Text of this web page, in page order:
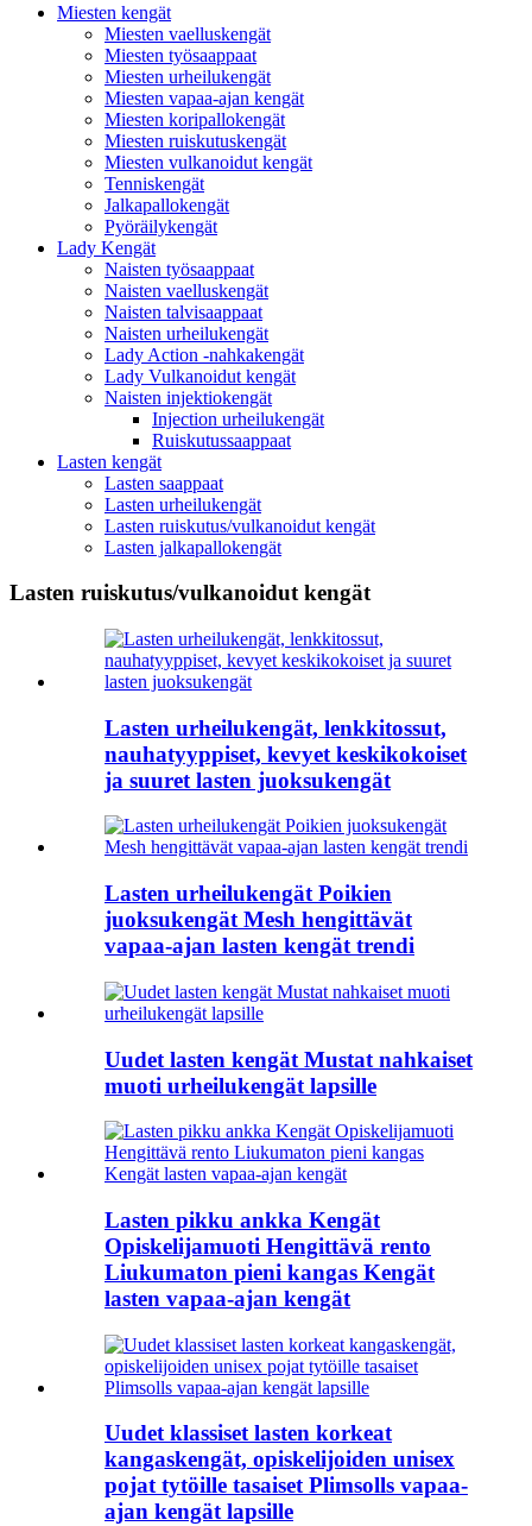
Miesten kengät
Miesten vaelluskengät
Miesten työsaappaat
Miesten urheilukengät
Miesten vapaa-ajan kengät
Miesten koripallokengät
Miesten ruiskutuskengät
Miesten vulkanoidut kengät
Tenniskengät
Jalkapallokengät
Pyöräilykengät
Lady Kengät
Naisten työsaappaat
Naisten vaelluskengät
Naisten talvisaappaat
Naisten urheilukengät
Lady Action -nahkakengät
Lady Vulkanoidut kengät
Naisten injektiokengät
Injection urheilukengät
Ruiskutussaappaat
Lasten kengät
Lasten saappaat
Lasten urheilukengät
Lasten ruiskutus/vulkanoidut kengät
Lasten jalkapallokengät
Lasten ruiskutus/vulkanoidut kengät
Lasten urheilukengät, lenkkitossut,
nauhatyyppiset, kevyet keskikokoiset
ja suuret lasten juoksukengät
Lasten urheilukengät Poikien
juoksukengät Mesh hengittävät
vapaa-ajan lasten kengät trendi
Uudet lasten kengät Mustat nahkaiset
muoti urheilukengät lapsille
Lasten pikku ankka Kengät
Opiskelijamuoti Hengittävä rento
Liukumaton pieni kangas Kengät
lasten vapaa-ajan kengät
Uudet klassiset lasten korkeat
kangaskengät, opiskelijoiden unisex
pojat tytöille tasaiset Plimsolls vapaa-
ajan kengät lapsille